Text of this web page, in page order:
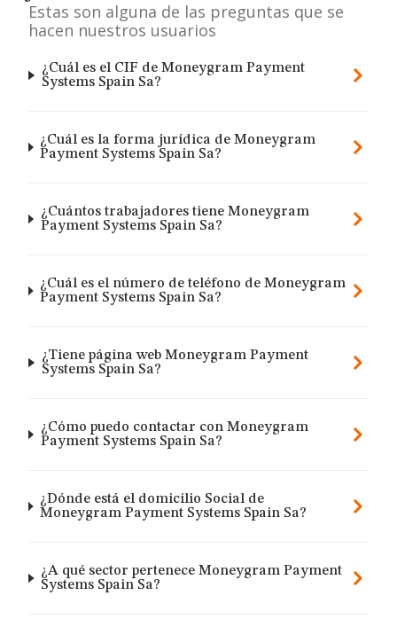
Estas son alguna de las preguntas que se
hacen nuestros usuarios
¿Cuál es el CIF de Moneygram Payment
Systems Spain Sa?
¿Cuál es la forma jurídica de Moneygram
Payment Systems Spain Sa?
¿Cuántos trabajadores tiene Moneygram
Payment Systems Spain Sa?
¿Cuál es el número de teléfono de Moneygram
Payment Systems Spain Sa?
¿Tiene página web Moneygram Payment
Systems Spain Sa?
¿Cómo puedo contactar con Moneygram
Payment Systems Spain Sa?
¿Dónde está el domicilio Social de
Moneygram Payment Systems Spain Sa?
¿A qué sector pertenece Moneygram Payment
Systems Spain Sa?